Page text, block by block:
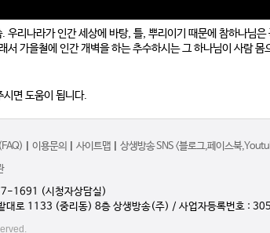
리나라가 인간 세상에 바탕, 틀, 뿌리이기 때문에 참하나님
가을철에 인간 개벽을 하는 추수하시는 그 하나님이 사람 몸
면 도움이 됩니다.
이용문의 사이트맵
상생방송 SNS <블로그,페이스북
1691 (시청자상담실)
대로 1133 (중리동) 8층 상생방송(주) / 사업자등록번호 :